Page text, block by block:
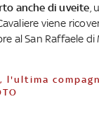
anche di uveite ,
viene
al San Raffaele di